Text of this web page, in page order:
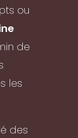
ou
de
les
des